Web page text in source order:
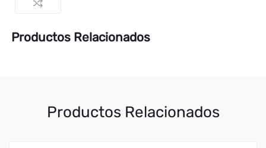
Productos Relacionados
Productos Relacionados